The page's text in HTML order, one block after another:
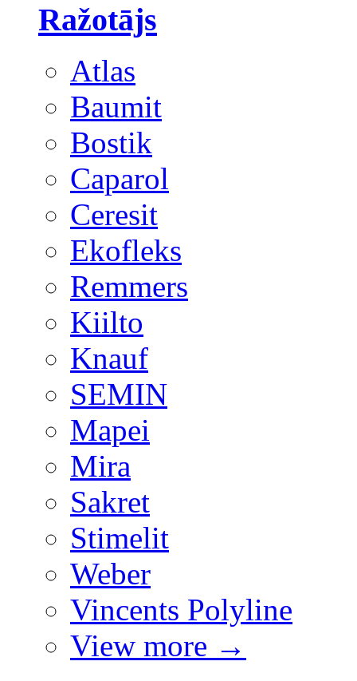
Ražotājs
Atlas
Baumit
Bostik
Caparol
Ceresit
Ekofleks
Remmers
Kiilto
Knauf
SEMIN
Mapei
Mira
Sakret
Stimelit
Weber
Vincents Polyline
View more →